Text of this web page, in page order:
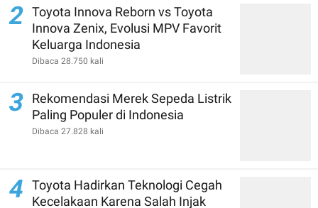
2 Toyota Innova Reborn vs Toyota
Innova Zenix, Evolusi MPV Favorit
Keluarga Indonesia
Dibaca 28.750 kali
3
Rekomendasi Merek Sepeda Listrik
Paling Populer di Indonesia
Dibaca 27.828 kali
4
Toyota Hadirkan Teknologi Cegah
Kecelakaan Karena Salah Injak